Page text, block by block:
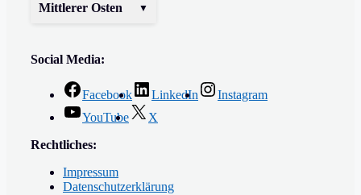
Mittlerer Osten
Social Media:
Facebook LinkedIn
Instagram
YouTube
X
Rechtliches:
Impressum
Datenschutzerklärung